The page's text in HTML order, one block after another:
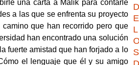
una carta a Malik para contarle
a las que se enfrenta su proyecto
que han recorrido pero que
han encontrado una solución
fuerte amistad que han forjado a lo
el lenguaje que él y su amigo
D
E
L
S